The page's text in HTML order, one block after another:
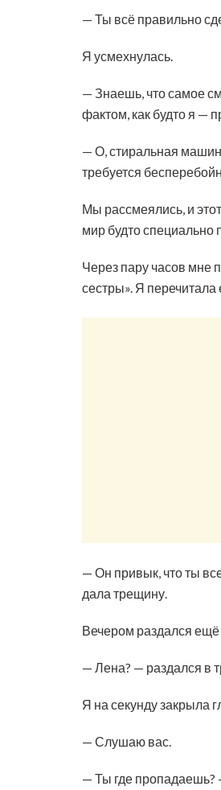
— Ты всё правильно
Я усмехнулась.
— Знаешь, что самое
фактом, как будто я —
— О, стиральная
требуется
Мы рассмеялись, и
мир будто специально
Через пару часов мне
сестры». Я
— Он привык, что ты
дала трещину.
Вечером раздался
— Лена? — раздался в
Я на секунду закрыла
— Слушаю вас.
— Ты где пропадаешь?